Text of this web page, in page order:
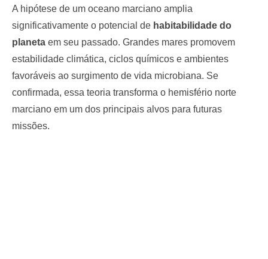
A hipótese de um oceano marciano amplia
significativamente o potencial de habitabilidade do
planeta em seu passado. Grandes mares promovem
estabilidade climática, ciclos químicos e ambientes
favoráveis ao surgimento de vida microbiana. Se
confirmada, essa teoria transforma o hemisfério norte
marciano em um dos principais alvos para futuras
missões.